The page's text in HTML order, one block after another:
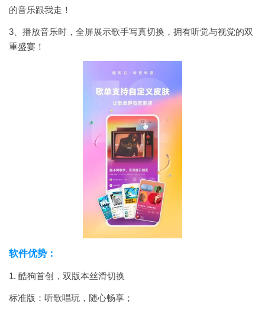
的音乐跟我走！
3、播放音乐时，全屏展示歌手写真切换，拥有听觉与视觉的双
重盛宴！
软件优势：
1. 酷狗首创，双版本丝滑切换
标准版：听歌唱玩，随心畅享；